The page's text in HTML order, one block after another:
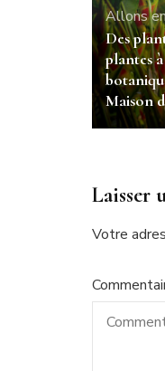
Allons
Des
plantes
Maison
Laisser
Votre